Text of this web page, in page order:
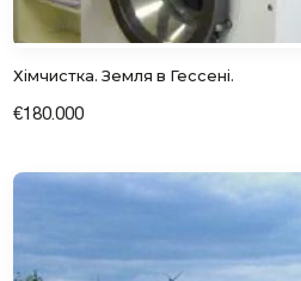
Хімчистка. Земля в Гессені.
€180.000